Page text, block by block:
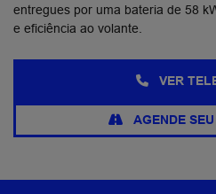
entregues por uma bateria de 58
e eficiência ao volante.
VER
AGENDE